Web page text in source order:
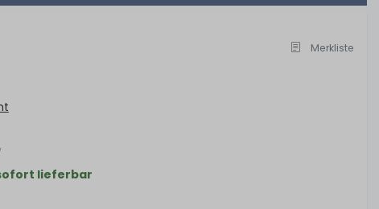
Merkliste
lieferbar